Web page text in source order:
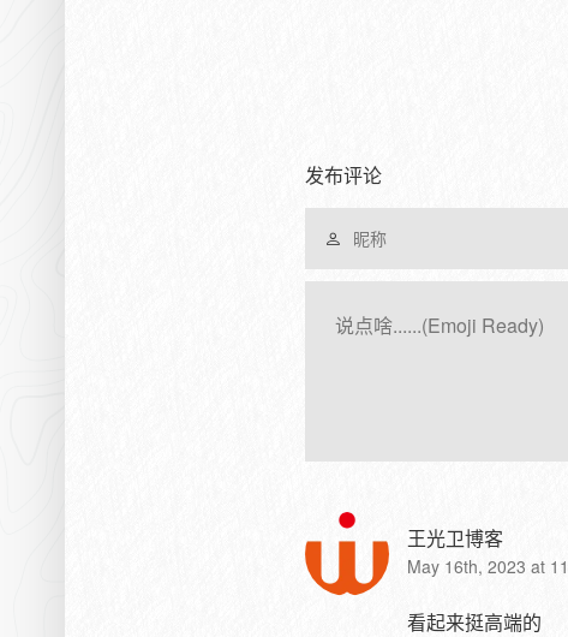
发布评论
王光卫博客
May 16th, 2023 at
看起来挺高端的